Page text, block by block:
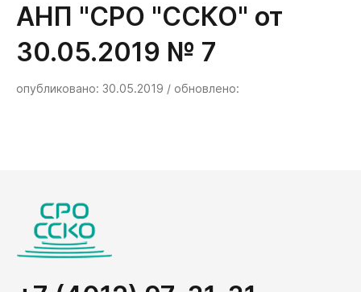
АНП "СРО "ССКО" от
30.05.2019 № 7
опубликовано: 30.05.2019 / обновлено: